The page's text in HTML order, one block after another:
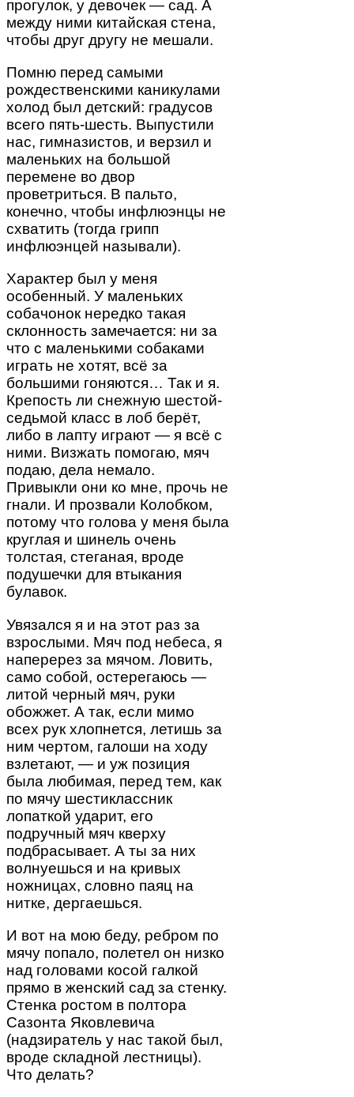
прогулок, у девочек — сад. А
между ними китайская стена,
чтобы друг другу не мешали.
Помню перед самыми
рождественскими каникулами
холод был детский: градусов
всего пять-шесть. Выпустили
нас, гимназистов, и верзил и
маленьких на большой
перемене во двор
проветриться. В пальто,
конечно, чтобы инфлюэнцы не
схватить (тогда грипп
инфлюэнцей называли).
Характер был у меня
особенный. У маленьких
собачонок нередко такая
склонность замечается: ни за
что с маленькими собаками
играть не хотят, всё за
большими гоняются… Так и я.
Крепость ли снежную шестой-
седьмой класс в лоб берёт,
либо в лапту играют — я всё с
ними. Визжать помогаю, мяч
подаю, дела немало.
Привыкли они ко мне, прочь не
гнали. И прозвали Колобком,
потому что голова у меня была
круглая и шинель очень
толстая, стеганая, вроде
подушечки для втыкания
булавок.
Увязался я и на этот раз за
взрослыми. Мяч под небеса, я
наперерез за мячом. Ловить,
само собой, остерегаюсь —
литой черный мяч, руки
обожжет. А так, если мимо
всех рук хлопнется, летишь за
ним чертом, галоши на ходу
взлетают, — и уж позиция
была любимая, перед тем, как
по мячу шестиклассник
лопаткой ударит, его
подручный мяч кверху
подбрасывает. А ты за них
волнуешься и на кривых
ножницах, словно паяц на
нитке, дергаешься.
И вот на мою беду, ребром по
мячу попало, полетел он низко
над головами косой галкой
прямо в женский сад за стенку.
Стенка ростом в полтора
Сазонта Яковлевича
(надзиратель у нас такой был,
вроде складной лестницы).
Что делать?